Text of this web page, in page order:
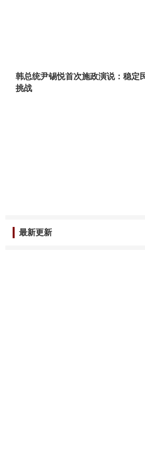
韩总统尹锡悦首次施政演说：稳定
挑战
最新更新